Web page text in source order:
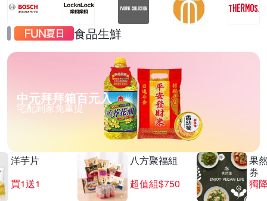
食品生鮮
中元拜拜箱百元入
宅配到家免重提
洋芋片
買1送1
八方聚福組
超值組$750
果
券
獨